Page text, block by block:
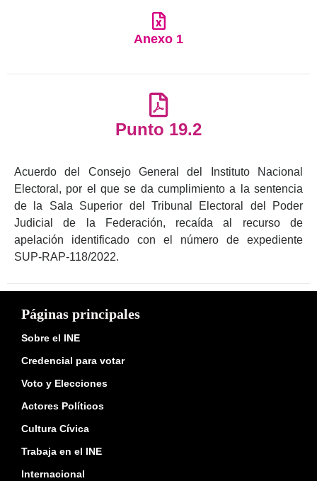
Anexo 1
Punto 19.2
Acuerdo del Consejo General del Instituto Nacional
Electoral, por el que se da cumplimiento a la sentencia
de la Sala Superior del Tribunal Electoral del Poder
Judicial de la Federación, recaída al recurso de
apelación identificado con el número de expediente
SUP-RAP-118/2022.
Páginas principales
Sobre el INE
Credencial para votar
Voto y Elecciones
Actores Políticos
Cultura Cívica
Trabaja en el INE
Internacional